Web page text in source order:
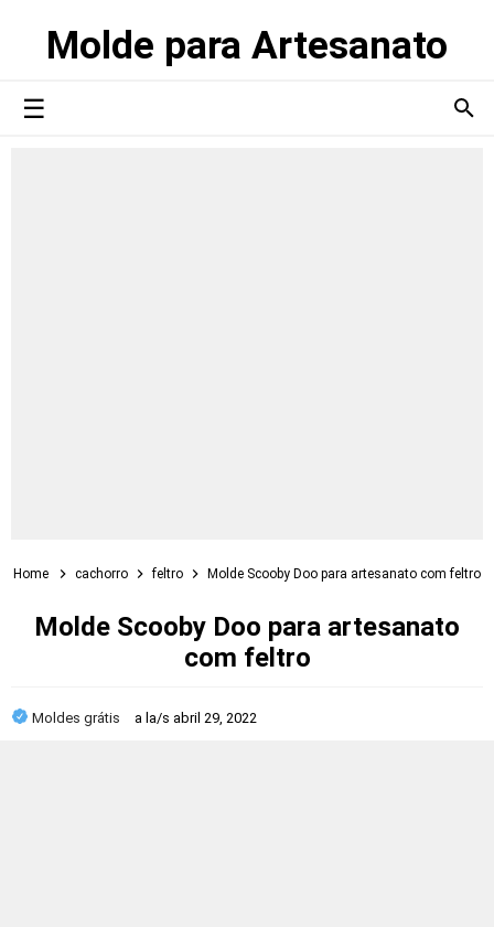
Molde para Artesanato
Home cachorro feltro Molde Scooby Doo para artesanato com feltro
Molde Scooby Doo para artesanato
com feltro
Moldes grátis a la/s abril 29, 2022